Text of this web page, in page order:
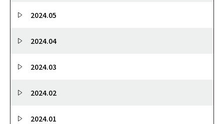
2024.05
2024.04
2024.03
2024.02
2024.01